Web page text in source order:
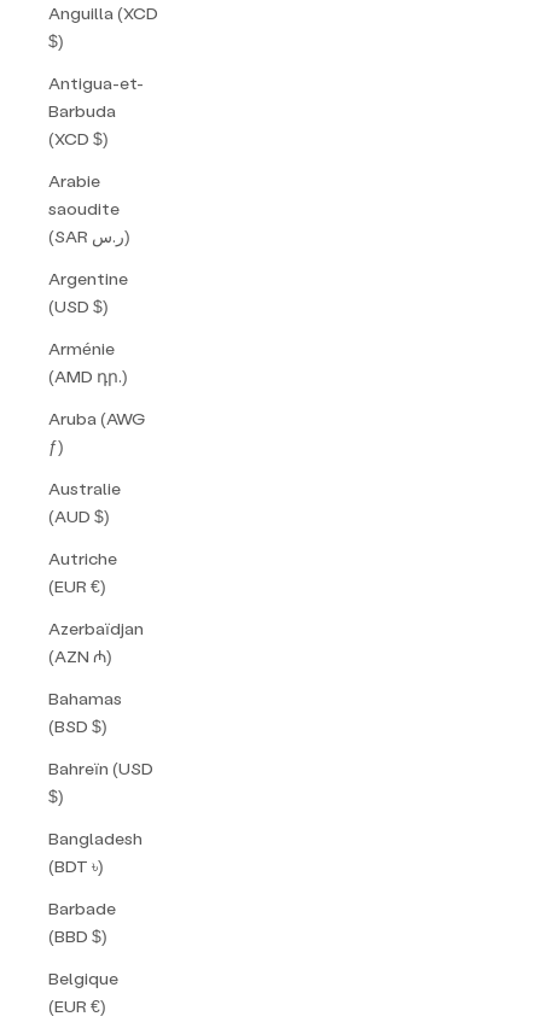
Anguilla (XCD
$)
Antigua-et-
Barbuda
(XCD $)
Arabie
saoudite
(SAR ر.س)
Argentine
(USD $)
Arménie
(AMD դր.)
Aruba (AWG
ƒ)
Australie
(AUD $)
Autriche
(EUR €)
Azerbaïdjan
(AZN ₼)
Bahamas
(BSD $)
Bahreïn (USD
$)
Bangladesh
(BDT ৳)
Barbade
(BBD $)
Belgique
(EUR €)